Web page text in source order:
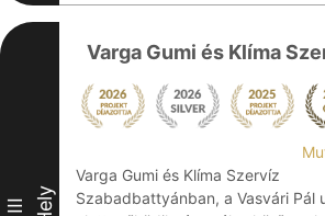
III Hely
Varga Gumi és Klíma
Varga Gumi és Klíma Szervíz
Szabadbattyánban, a Vasvári Pál